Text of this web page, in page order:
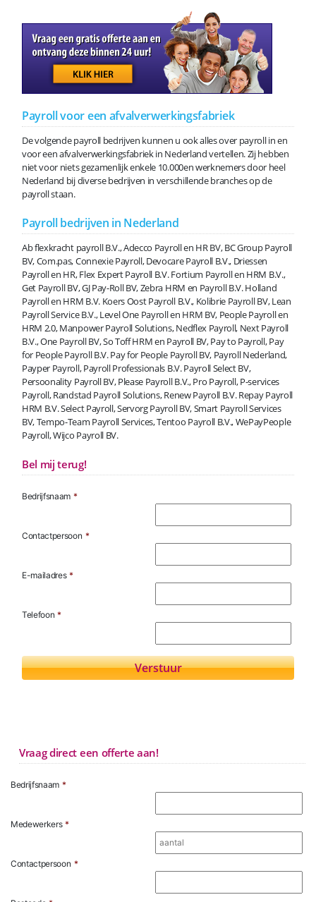
Payroll voor een afvalverwerkingsfabriek
De volgende payroll bedrijven kunnen u ook alles over payroll in en
voor een afvalverwerkingsfabriek in Nederland vertellen. Zij hebben
niet voor niets gezamenlijk enkele 10.000en werknemers door heel
Nederland bij diverse bedrijven in verschillende branches op de
payroll staan.
Payroll bedrijven in Nederland
Ab flexkracht payroll B.V., Adecco Payroll en HR BV, BC Group Payroll
BV, Com.pas, Connexie Payroll, Devocare Payroll B.V., Driessen
Payroll en HR, Flex Expert Payroll B.V. Fortium Payroll en HRM B.V.,
Get Payroll BV, GJ Pay-Roll BV, Zebra HRM en Payroll B.V. Holland
Payroll en HRM B.V. Koers Oost Payroll B.V., Kolibrie Payroll BV, Lean
Payroll Service B.V., Level One Payroll en HRM BV, People Payroll en
HRM 2.0, Manpower Payroll Solutions, Nedflex Payroll, Next Payroll
B.V., One Payroll BV, So Toff HRM en Payroll BV, Pay to Payroll, Pay
for People Payroll B.V. Pay for People Payroll BV, Payroll Nederland,
Payper Payroll, Payroll Professionals B.V. Payroll Select BV,
Persoonality Payroll BV, Please Payroll B.V., Pro Payroll, P-services
Payroll, Randstad Payroll Solutions, Renew Payroll B.V. Repay Payroll
HRM B.V. Select Payroll, Servorg Payroll BV, Smart Payroll Services
BV, Tempo-Team Payroll Services, Tentoo Payroll B.V., WePayPeople
Payroll, Wijco Payroll BV.
Bel mij terug!
Bedrijfsnaam *
Contactpersoon *
E-mailadres *
Telefoon *
Vraag direct een offerte aan!
Bedrijfsnaam *
Medewerkers *
Contactpersoon *